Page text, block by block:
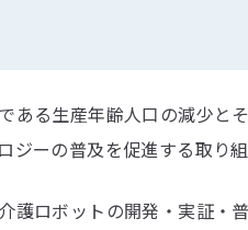
ある生産年齢人口の減少と
ーの普及を促進する取り組
護ロボットの開発・実証・